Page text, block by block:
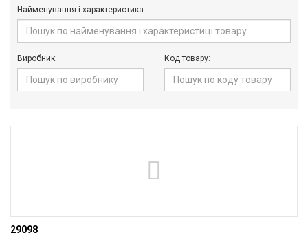
Найменування і характеристика:
Виробник: Код товару:
29098